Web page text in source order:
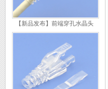
【新品发布】前端穿孔水晶头